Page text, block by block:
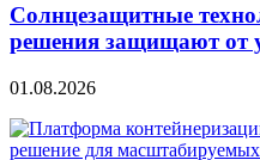
Солнцезащитные
решения защищают от
01.08.2026